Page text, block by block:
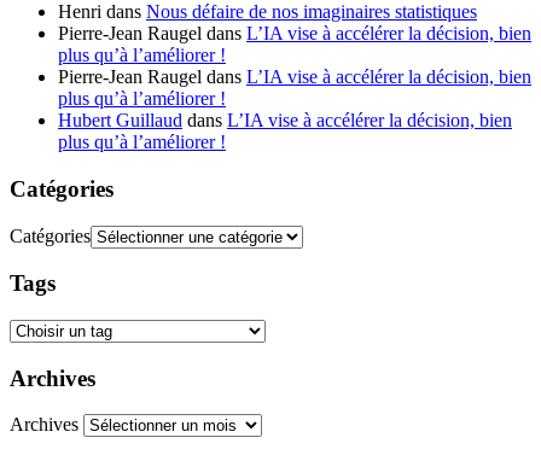
Henri dans Nous défaire de nos imaginaires statistiques
Pierre-Jean Raugel dans L’IA vise à accélérer la décision, bien
plus qu’à l’améliorer !
Pierre-Jean Raugel dans L’IA vise à accélérer la décision, bien
plus qu’à l’améliorer !
Hubert Guillaud dans L’IA vise à accélérer la décision, bien
plus qu’à l’améliorer !
Catégories
Catégories
Tags
Archives
Archives